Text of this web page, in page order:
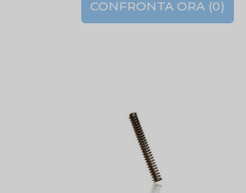
CONFRONTA ORA (0)‎